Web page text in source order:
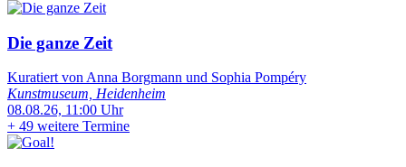
Die ganze Zeit
Kuratiert von Anna Borgmann und Sophia Pompéry
Kunstmuseum, Heidenheim
08.08.26, 11:00 Uhr
+ 49 weitere Termine